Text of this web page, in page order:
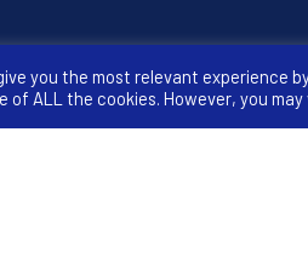
you the most relevant experience
of ALL the cookies. However, you